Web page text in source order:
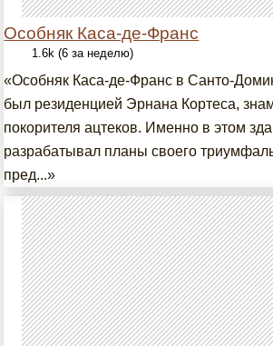
Особняк Каса-де-Франс
1.6k (6 за неделю)
«Особняк Каса-де-Франс в Санто-
был резиденцией Эрнана Кортеса,
покорителя ацтеков. Именно в этом
разрабатывал планы своего
пред...»